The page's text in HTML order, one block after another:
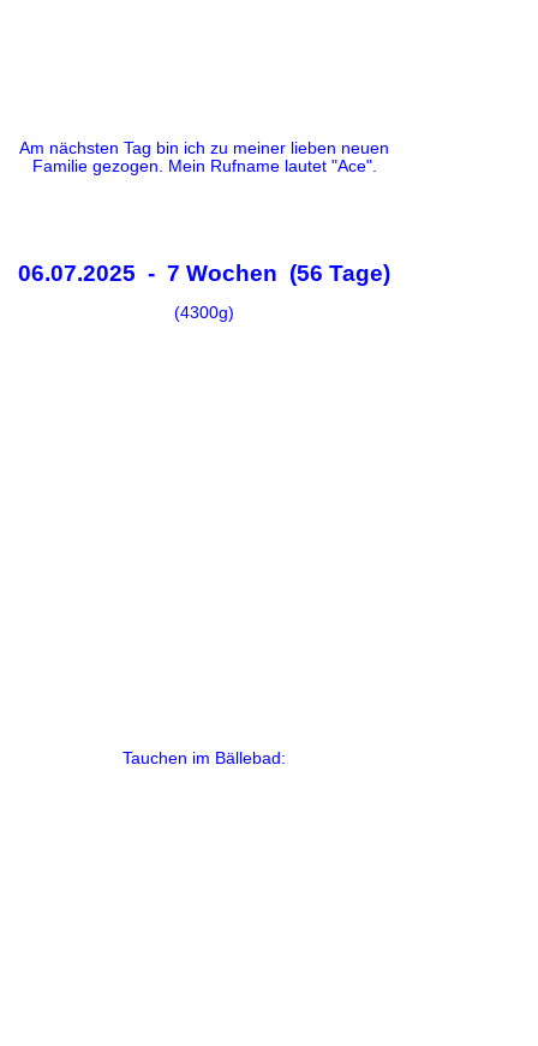
Am nächsten Tag bin ich zu meiner lieben neuen
Familie gezogen. Mein Rufname lautet "Ace".
06.07.2025 - 7 Wochen (56 Tage)
(4300g)
Tauchen im Bällebad: